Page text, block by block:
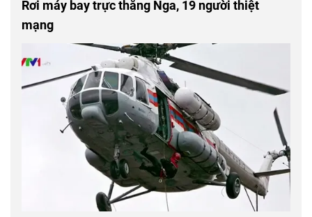
Rơi máy bay trực thăng Nga, 19 người thiệt
mạng